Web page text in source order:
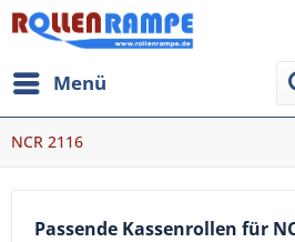
Menü
NCR 2116
Passende Kassenrollen für